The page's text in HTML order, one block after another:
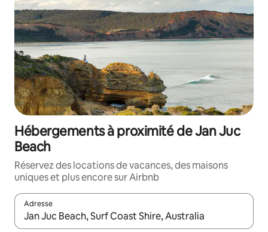
Hébergements à proximité de Jan Juc
Beach
Réservez des locations de vacances, des maisons
uniques et plus encore sur Airbnb
Adresse
Lorsque les résultats s'affichent, utilisez les flèches vers le